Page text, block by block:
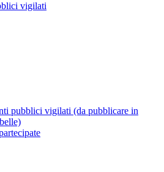
vigilati
pubblici vigilati (da pubblicare in